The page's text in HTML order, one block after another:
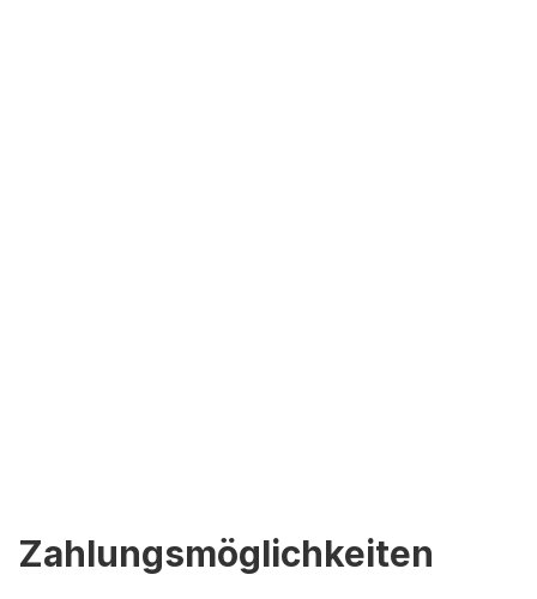
Zahlungsmöglichkeiten